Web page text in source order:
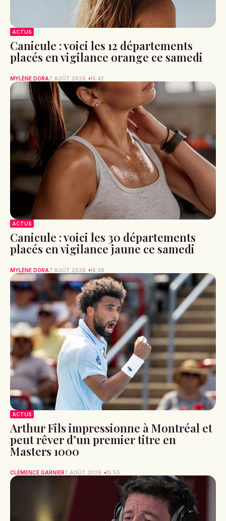
ACTUS
Canicule : voici les 12 départements
placés en vigilance orange ce samedi
MYLÈNE DORA7 AOÛT 2026 16:42
ACTUS
Canicule : voici les 30 départements
placés en vigilance jaune ce samedi
MYLÈNE DORA7 AOÛT 2026 16:38
ACTUS
Arthur Fils impressionne à Montréal et
peut rêver d’un premier titre en
Masters 1000
CLÉMENCE GARNIER7 AOÛT 2026 15:55